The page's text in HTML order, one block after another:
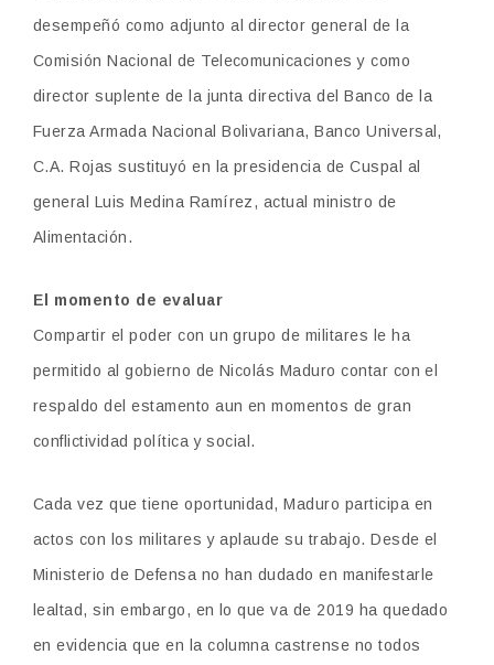
desempeñó como adjunto al director general de la
Comisión Nacional de Telecomunicaciones y como
director suplente de la junta directiva del Banco de la
Fuerza Armada Nacional Bolivariana, Banco Universal,
C.A. Rojas sustituyó en la presidencia de Cuspal al
general Luis Medina Ramírez, actual ministro de
Alimentación.
El momento de evaluar
Compartir el poder con un grupo de militares le ha
permitido al gobierno de Nicolás Maduro contar con el
respaldo del estamento aun en momentos de gran
conflictividad política y social.
Cada vez que tiene oportunidad, Maduro participa en
actos con los militares y aplaude su trabajo. Desde el
Ministerio de Defensa no han dudado en manifestarle
lealtad, sin embargo, en lo que va de 2019 ha quedado
en evidencia que en la columna castrense no todos